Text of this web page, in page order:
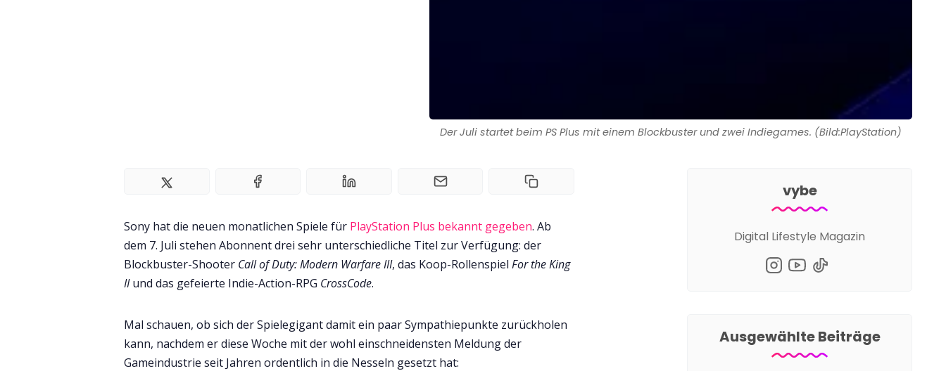
Der Juli startet beim PS Plus mit einem Blockbuster und zwei Indiegames. (Bild:PlayStation)
Sony hat die neuen monatlichen Spiele für PlayStation Plus bekannt gegeben. Ab
dem 7. Juli stehen Abonnent drei sehr unterschiedliche Titel zur Verfügung: der
Blockbuster-Shooter Call of Duty: Modern Warfare III, das Koop-Rollenspiel For the King
IIund das gefeierte Indie-Action-RPG CrossCode.
Mal schauen, ob sich der Spielegigant damit ein paar Sympathiepunkte zurückholen
kann, nachdem er diese Woche mit der wohl einschneidensten Meldung der
Gameindustrie seit Jahren ordentlich in die Nesseln gesetzt hat:
vybe
Digital Lifestyle Magazin
Ausgewählte Beiträge